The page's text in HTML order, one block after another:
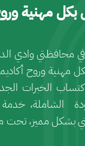
مهنية
محافظتي وادي
وروح
الخبرات
الشاملة، خدمة
بشكل مميز، تحت